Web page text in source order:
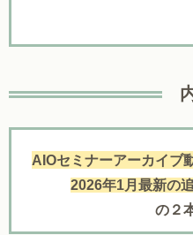
AIOセミナーアーカイブ
2026年1月最新の
の２